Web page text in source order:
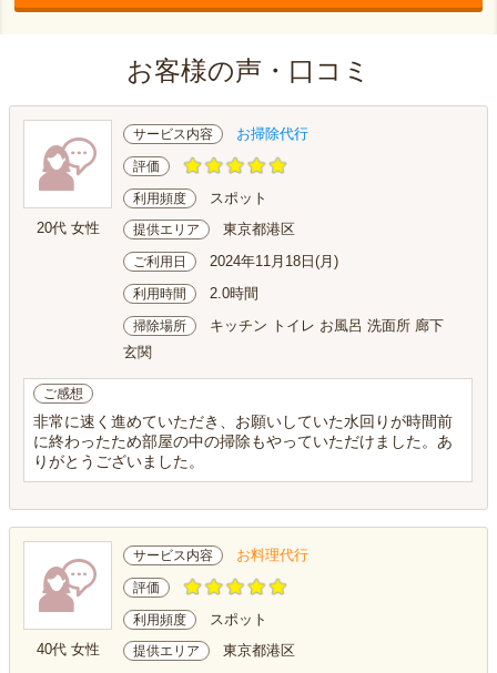
お客様の声・口コミ
20代 女性
サービス内容 お掃除代行
評価
利用頻度 スポット
提供エリア 東京都港区
ご利用日 2024年11月18日(月)
利用時間 2.0時間
掃除場所
キッチン トイレ お風呂 洗面所 廊下
玄関
ご感想
非常に速く進めていただき、お願いしていた水回りが時間前
に終わったため部屋の中の掃除もやっていただけました。あ
りがとうございました。
40代 女性
サービス内容 お料理代行
評価
利用頻度 スポット
提供エリア 東京都港区